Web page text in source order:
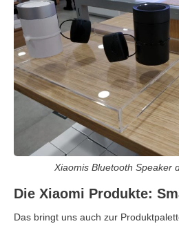
Xiaomis Bluetooth Speaker
Die Xiaomi Produkte:
Das bringt uns auch zur